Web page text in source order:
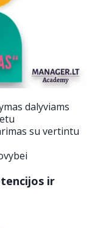
dalyviams
su vertintu
ir